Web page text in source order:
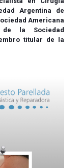
Argentina de
Americana
de la Sociedad
titular de la